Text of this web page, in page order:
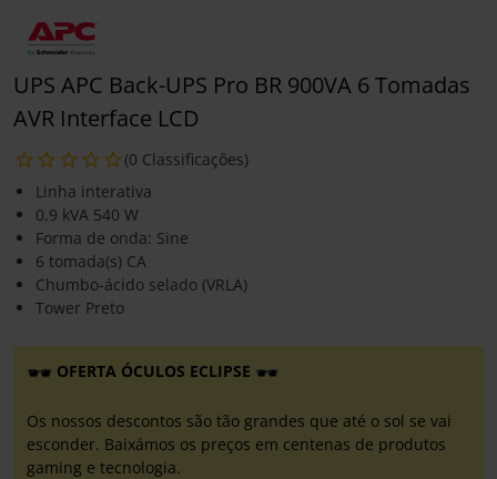
UPS APC Back-UPS Pro BR 900VA 6 Tomadas
AVR Interface LCD
(0 Classificações)
Linha interativa
0,9 kVA 540 W
Forma de onda: Sine
6 tomada(s) CA
Chumbo-ácido selado (VRLA)
Tower Preto
OFERTA ÓCULOS ECLIPSE
Os nossos descontos são tão grandes que até o sol se vai
esconder. Baixámos os preços em centenas de produtos
gaming e tecnologia.